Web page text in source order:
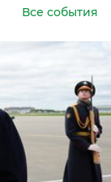
Все события